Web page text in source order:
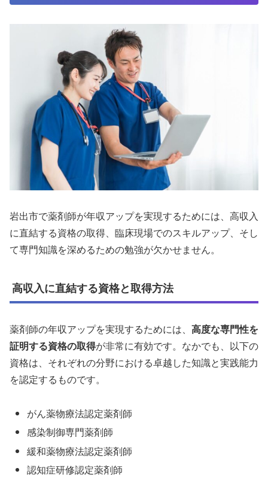
岩出市で薬剤師が年収アップを実現するためには、高収入
に直結する資格の取得、臨床現場でのスキルアップ、そし
て専門知識を深めるための勉強が欠かせません。
高収入に直結する資格と取得方法
薬剤師の年収アップを実現するためには、 高度な専門性を
証明する資格の取得が非常に有効です。なかでも、以下の
資格は、それぞれの分野における卓越した知識と実践能力
を認定するものです。
がん薬物療法認定薬剤師
感染制御専門薬剤師
緩和薬物療法認定薬剤師
認知症研修認定薬剤師